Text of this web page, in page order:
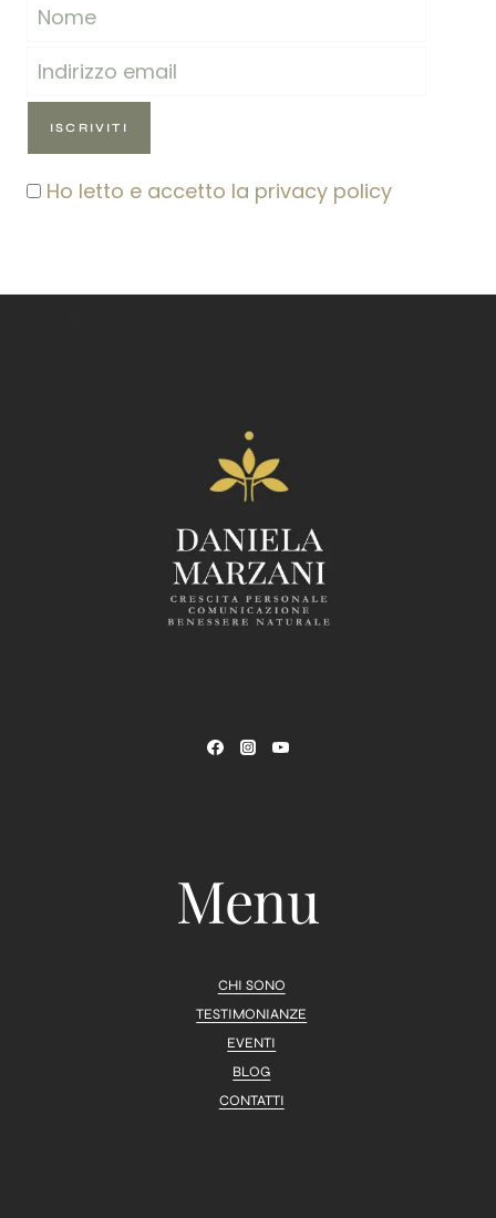
Ho letto e accetto la privacy policy
Menu
CHI SONO
TESTIMONIANZE
EVENTI
BLOG
CONTATTI